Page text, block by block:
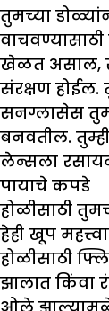
तुमच्या
वाचवण्यासाठी
खेळत असाल,
संरक्षण होईल.
सनग्लासेस
बनवतील.
लेन्सला
पायाचे कपडे
होळीसाठी
हेही खूप
होळीसाठी
झालात किंवा